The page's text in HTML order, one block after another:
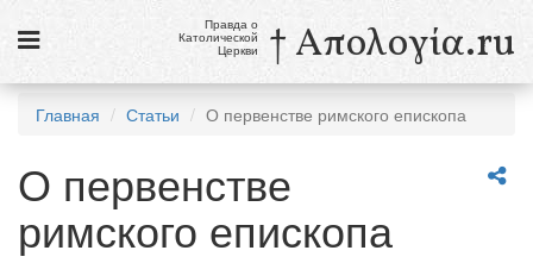
Католики в России
Галерея
Правда о
Католической
Церкви † Απολογία.ru
Главная Статьи О первенстве римского епископа
О первенстве
римского епископа